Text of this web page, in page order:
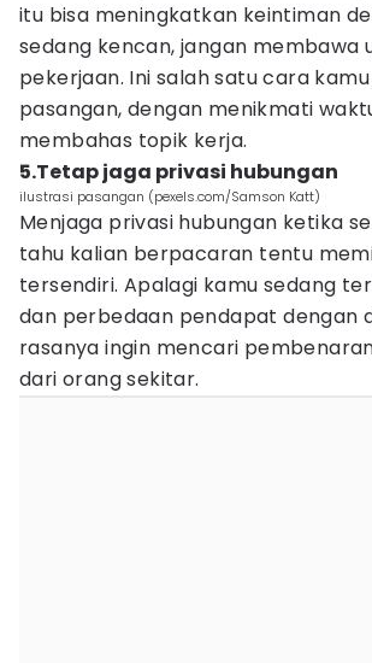
itu bisa meningkatkan keintiman
sedang kencan, jangan membawa
pekerjaan. Ini salah satu cara
pasangan, dengan menikmati
membahas topik kerja.
5.Tetap jaga privasi hubungan
ilustrasi pasangan (pexels.com/Samson Katt)
Menjaga privasi hubungan ketika
tahu kalian berpacaran tentu
tersendiri. Apalagi kamu sedang
dan perbedaan pendapat dengan
rasanya ingin mencari
dari orang sekitar.